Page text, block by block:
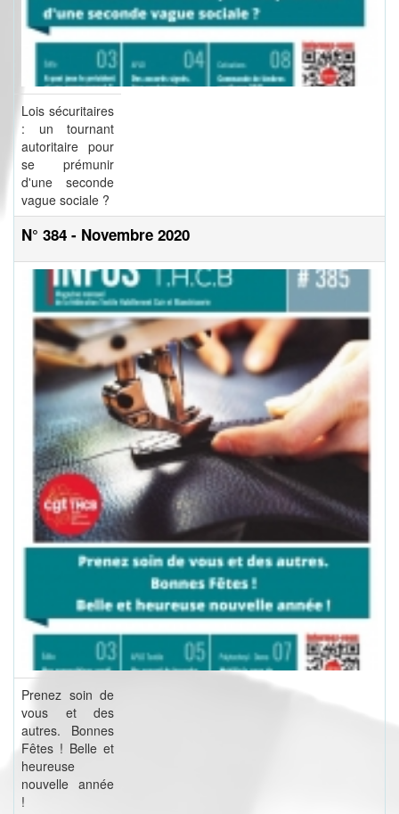
Lois sécuritaires
: un tournant
autoritaire pour
se prémunir
d'une seconde
vague sociale ?
N° 384 - Novembre 2020
Prenez soin de
vous et des
autres. Bonnes
Fêtes ! Belle et
heureuse
nouvelle année
!